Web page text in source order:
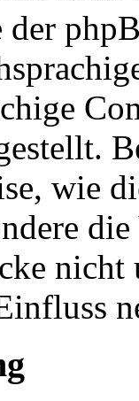
der
wie
nicht